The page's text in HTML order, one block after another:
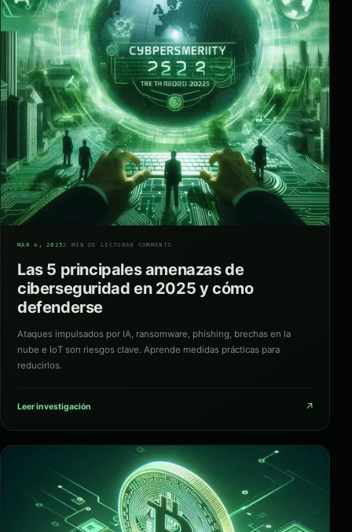
MAR 4, 20252 MIN DE LECTURA0 COMMENTS
Las 5 principales amenazas de
ciberseguridad en 2025 y cómo
defenderse
Ataques impulsados por IA, ransomware, phishing, brechas en la
nube e IoT son riesgos clave. Aprende medidas prácticas para
reducirlos.
Leer investigación ↗